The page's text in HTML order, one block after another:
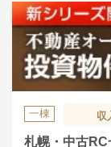
一棟 収
札幌・中古